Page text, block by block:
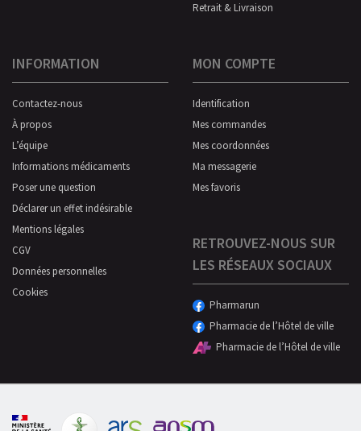
Retrait & Livraison
INFORMATION
Contactez-nous
À propos
L’équipe
Informations médicaments
Poser une question
Déclarer un effet indésirable
Mentions légales
CGV
Données personnelles
Cookies
MON COMPTE
Identification
Mes commandes
Mes coordonnées
Ma messagerie
Mes favoris
RETROUVEZ-NOUS SUR
LES RÉSEAUX SOCIAUX
Pharmarun
Pharmacie de l’Hôtel de ville
Pharmacie de l’Hôtel de ville